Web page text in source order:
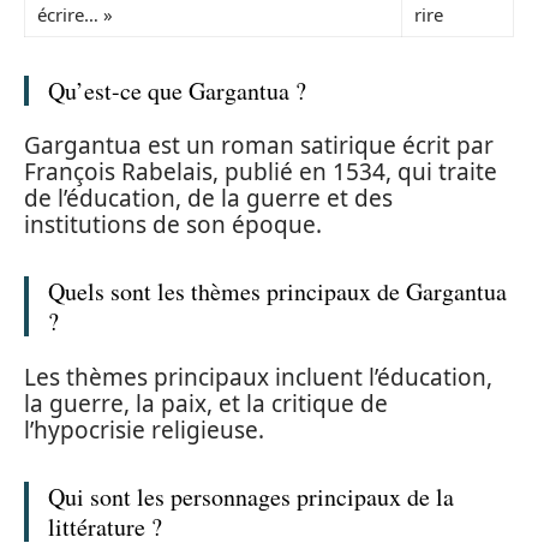
écrire… »
rire
Qu’est-ce que Gargantua ?
Gargantua est un roman satirique écrit par
François Rabelais, publié en 1534, qui traite
de l’éducation, de la guerre et des
institutions de son époque.
Quels sont les thèmes principaux de Gargantua
?
Les thèmes principaux incluent l’éducation,
la guerre, la paix, et la critique de
l’hypocrisie religieuse.
Qui sont les personnages principaux de la
littérature ?